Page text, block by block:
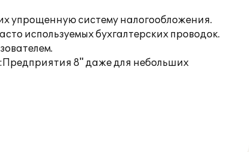
упрощенную систему налогообложения.
используемых бухгалтерских проводок.
8" даже для небольших